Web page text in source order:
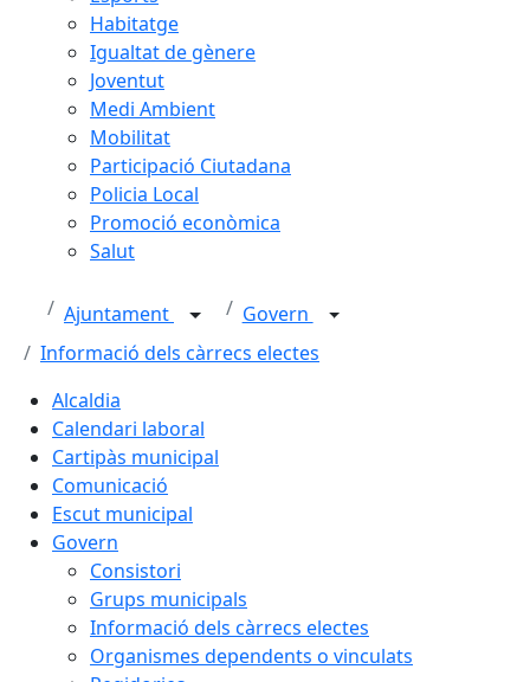
Habitatge
Igualtat de gènere
Joventut
Medi Ambient
Mobilitat
Participació Ciutadana
Policia Local
Promoció econòmica
Salut
Ajuntament
Govern
Informació dels càrrecs electes
Alcaldia
Calendari laboral
Cartipàs municipal
Comunicació
Escut municipal
Govern
Consistori
Grups municipals
Informació dels càrrecs electes
Organismes dependents o vinculats